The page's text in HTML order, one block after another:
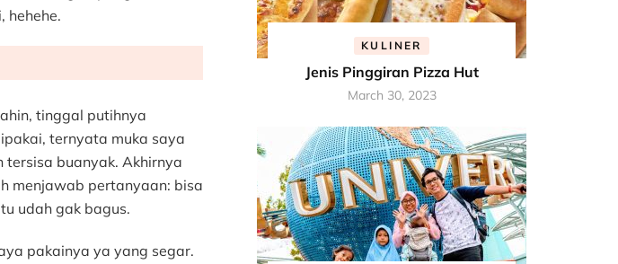
hehehe.
tinggal putihnya
ternyata muka saya
buanyak. Akhirnya
menjawab pertanyaan: bisa
udah gak bagus.
pakainya ya yang segar.
KULINER
Jenis Pinggiran Pizza Hut
March 30, 2023